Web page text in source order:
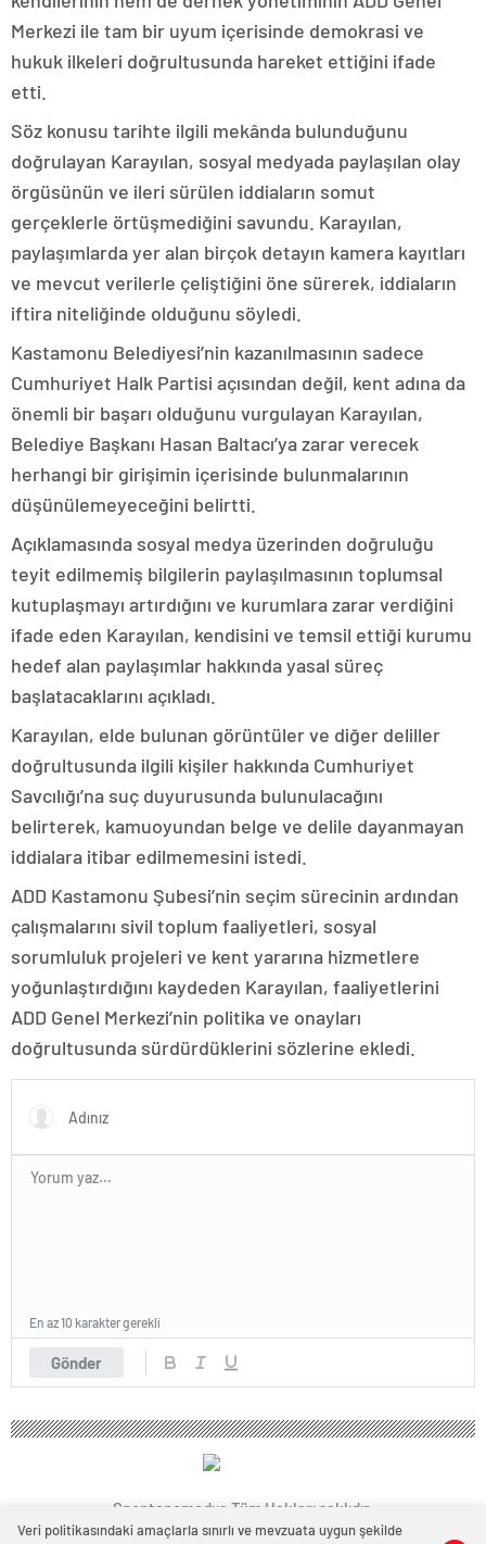
Merkezi ile tam bir uyum içerisinde demokrasi ve
hukuk ilkeleri doğrultusunda hareket ettiğini ifade
etti.
Söz konusu tarihte ilgili mekânda bulunduğunu
doğrulayan Karayılan, sosyal medyada paylaşılan olay
örgüsünün ve ileri sürülen iddiaların somut
gerçeklerle örtüşmediğini savundu. Karayılan,
paylaşımlarda yer alan birçok detayın kamera kayıtları
ve mevcut verilerle çeliştiğini öne sürerek, iddiaların
iftira niteliğinde olduğunu söyledi.
Kastamonu Belediyesi’nin kazanılmasının sadece
Cumhuriyet Halk Partisi açısından değil, kent adına da
önemli bir başarı olduğunu vurgulayan Karayılan,
Belediye Başkanı Hasan Baltacı’ya zarar verecek
herhangi bir girişimin içerisinde bulunmalarının
düşünülemeyeceğini belirtti.
Açıklamasında sosyal medya üzerinden doğruluğu
teyit edilmemiş bilgilerin paylaşılmasının toplumsal
kutuplaşmayı artırdığını ve kurumlara zarar verdiğini
ifade eden Karayılan, kendisini ve temsil ettiği kurumu
hedef alan paylaşımlar hakkında yasal süreç
başlatacaklarını açıkladı.
Karayılan, elde bulunan görüntüler ve diğer deliller
doğrultusunda ilgili kişiler hakkında Cumhuriyet
Savcılığı’na suç duyurusunda bulunulacağını
belirterek, kamuoyundan belge ve delile dayanmayan
iddialara itibar edilmemesini istedi.
ADD Kastamonu Şubesi’nin seçim sürecinin ardından
çalışmalarını sivil toplum faaliyetleri, sosyal
sorumluluk projeleri ve kent yararına hizmetlere
yoğunlaştırdığını kaydeden Karayılan, faaliyetlerini
ADD Genel Merkezi’nin politika ve onayları
doğrultusunda sürdürdüklerini sözlerine ekledi.
Gönder
En az 10 karakter gerekli
Spontanemedya Tüm Hakları saklıdır.
Veri politikasındaki amaçlarla sınırlı ve mevzuata uygun şekilde